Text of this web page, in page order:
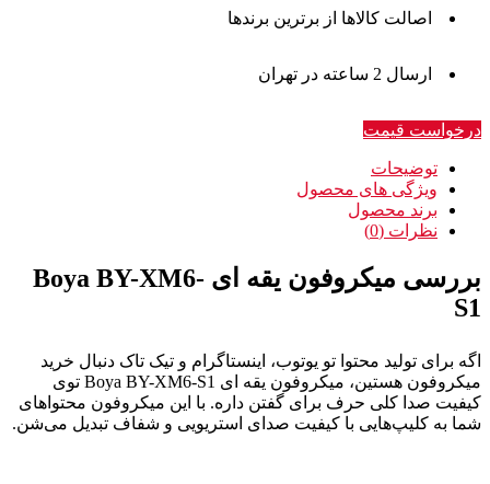
اصالت کالاها از برترین برندها
ارسال 2 ساعته در تهران
درخواست قیمت
توضیحات
ویژگی های محصول
برند محصول
نظرات (0)
بررسی میکروفون یقه ای Boya BY-XM6-
S1
اگه برای تولید محتوا تو یوتوب، اینستاگرام و تیک تاک دنبال خرید
میکروفون هستین، میکروفون یقه ای Boya BY-XM6-S1 توی
کیفیت صدا کلی حرف برای گفتن داره. با این میکروفون محتوا‌های
شما به کلیپ‌هایی با کیفیت صدای استریویی و شفاف تبدیل می‌شن.